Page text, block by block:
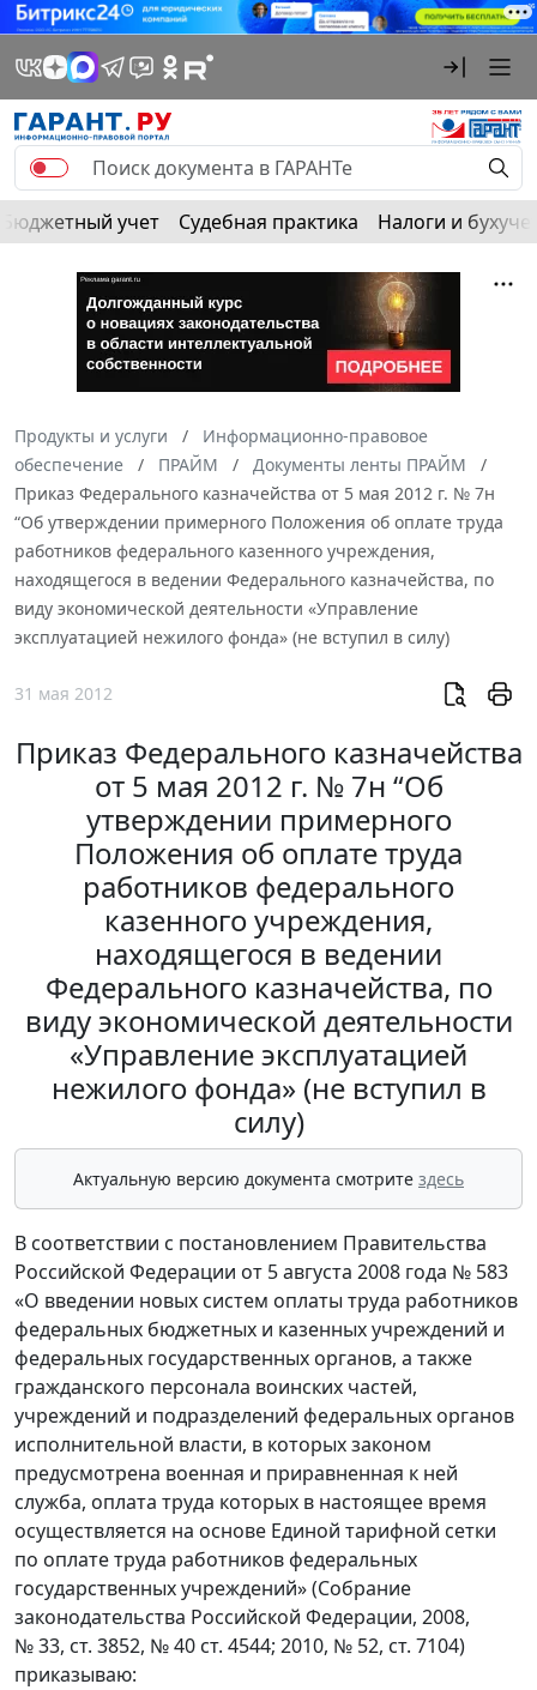
Бюджетный учет Судебная практика Налоги и
Продукты и услуги
Информационно-правовое
обеспечение
ПРАЙМ
Документы ленты ПРАЙМ
Приказ Федерального казначейства от 5 мая 2012 г. № 7н
“Об утверждении примерного Положения об оплате труда
работников федерального казенного учреждения,
находящегося в ведении Федерального казначейства, по
виду экономической деятельности «Управление
эксплуатацией нежилого фонда» (не вступил в силу)
31 мая 2012
Приказ Федерального казначейства
от 5 мая 2012 г. № 7н “Об
утверждении примерного
Положения об оплате труда
работников федерального
казенного учреждения,
находящегося в ведении
Федерального казначейства, по
виду экономической деятельности
«Управление эксплуатацией
нежилого фонда» (не вступил в
силу)
Актуальную версию документа смотрите здесь
В соответствии с постановлением Правительства
Российской Федерации от 5 августа 2008 года № 583
«О введении новых систем оплаты труда работников
федеральных бюджетных и казенных учреждений и
федеральных государственных органов, а также
гражданского персонала воинских частей,
учреждений и подразделений федеральных органов
исполнительной власти, в которых законом
предусмотрена военная и приравненная к ней
служба, оплата труда которых в настоящее время
осуществляется на основе Единой тарифной сетки
по оплате труда работников федеральных
государственных учреждений» (Собрание
законодательства Российской Федерации, 2008,
№ 33, ст. 3852, № 40 ст. 4544; 2010, № 52, ст. 7104)
приказываю: